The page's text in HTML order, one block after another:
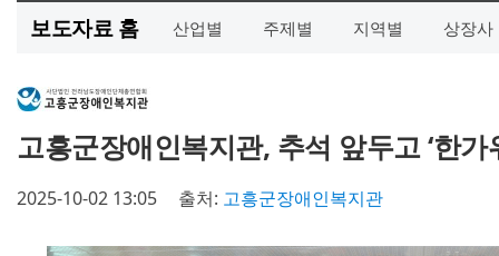
보도자료 홈 산업별 주제별 지역별 상장사
고흥군장애인복지관, 추석 앞두고 ‘한가
2025-10-02 13:05 출처: 고흥군장애인복지관